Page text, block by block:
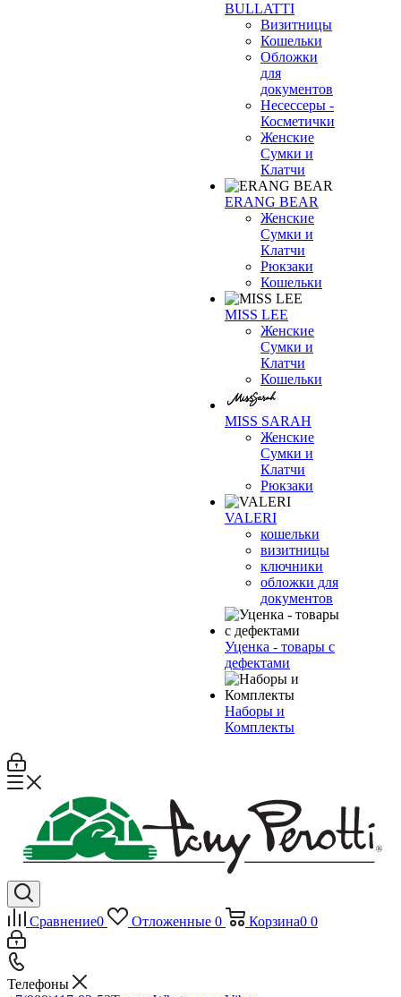
BULLATTI
Визитницы
Кошельки
Обложки
для
документов
Несессеры -
Косметички
Женские
Сумки и
Клатчи
ERANG BEAR
Женские
Сумки и
Клатчи
Рюкзаки
Кошельки
MISS LEE
Женские
Сумки и
Клатчи
Кошельки
MISS SARAH
Женские
Сумки и
Клатчи
Рюкзаки
VALERI
кошельки
визитницы
ключники
обложки для
документов
Уценка - товары с
дефектами
Наборы и
Комплекты
Сравнение0 Отложенные 0 Корзина0 0
Телефоны